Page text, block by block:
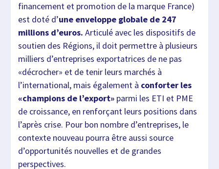
financement et promotion de la marque France)
est doté d’une enveloppe globale de 247
millions d’euros. Articulé avec les dispositifs de
soutien des Régions, il doit permettre à plusieurs
milliers d’entreprises exportatrices de ne pas
«décrocher» et de tenir leurs marchés à
l’international, mais également à conforter les
«champions de l’export» parmi les ETI et PME
de croissance, en renforçant leurs positions dans
l’après crise. Pour bon nombre d’entreprises, le
contexte nouveau pourra être aussi source
d’opportunités nouvelles et de grandes
perspectives.